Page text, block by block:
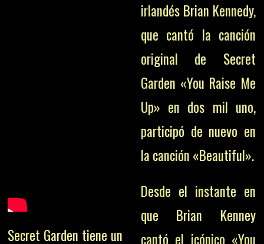
Secret Garden tiene un
irlandés Brian Kennedy,
que cantó la canción
original de Secret
Garden «You Raise Me
Up» en dos mil uno,
participó de nuevo en
la canción «Beautiful».
Desde el instante en
que Brian Kenney
cantó el icónico «You